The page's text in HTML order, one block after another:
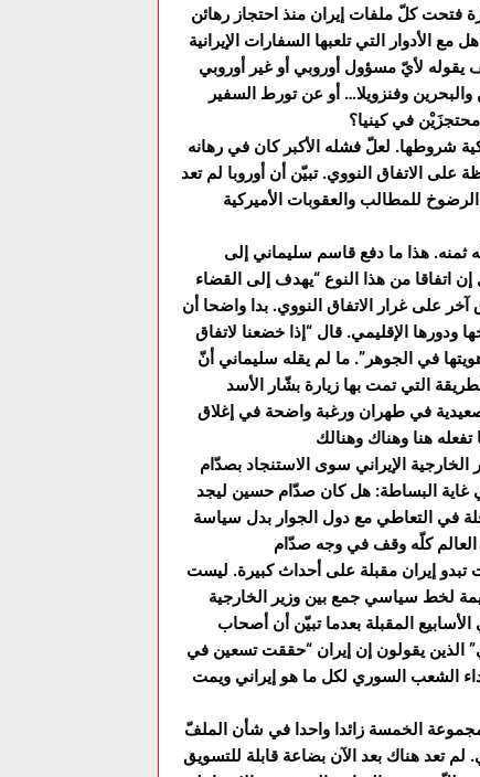
فتحت كلّ ملفات إيران منذ احتجاز رهائن
استعداد لأي تساهل مع الأدوار التي تلعبها السفارات الإيرانية
لأيّ مسؤول أوروبي أو غير أوروبي
وفنزويلا… أو عن تورط السفير
في كينيا؟
شروطها. لعلّ فشله الأكبر كان في رهانه
الاتفاق النووي. تبيّن أن أوروبا لم تعد
للمطالب والعقوبات الأميركية
ثمنه. هذا ما دفع قاسم سليماني إلى
اتفاقا من هذا النوع “يهدف إلى القضاء
آخر على غرار الاتفاق النووي. بدا واضحا أن
الإقليمي. قال “إذا خضعنا لاتفاق
في الجوهر”. ما لم يقله سليماني أنّ
التي تمت بها زيارة بشّار الأسد
في طهران ورغبة واضحة في إغلاق
الإيراني سوى الاستنجاد بصدّام
البساطة: هل كان صدّام حسين ليجد
“الثورة” سياسة عاقلة في التعاطي مع دول الجوار بدل سياسة
إيران مقبلة على أحداث كبيرة. ليست
لخط سياسي جمع بين وزير الخارجية
المقبلة بعدما تبيّن أن أصحاب
الذين يقولون إن إيران “حققت تسعين في
الشعب السوري لكل ما هو إيراني ويمت
الخمسة زائدا واحدا في شأن الملفّ
لم تعد هناك بعد الآن بضاعة قابلة للتسويق